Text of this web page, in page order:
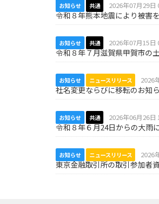
お知らせ 共通 2026年07月29日
令和８年熊本地震により被害
お知らせ 共通 2026年07月15日
令和８年７月滋賀県甲賀市の
お知らせ ニュースリリース 2026
社名変更ならびに移転のお知
お知らせ 共通 2026年06月26日
令和８年６月24日からの大雨
お知らせ ニュースリリース 2026
東京金融取引所の取引参加者